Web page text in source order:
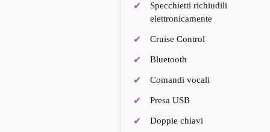
Specchietti richiudili
elettronicamente
Cruise Control
Bluetooth
Comandi vocali
Presa USB
Doppie chiavi